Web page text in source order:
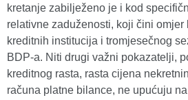
kretanje zabilježeno je i kod
relativne zaduženosti, koji čini omjer
kreditnih institucija i tromjesečnog
BDP-a. Niti drugi važni pokazatelji,
kreditnog rasta, rasta cijena
računa platne bilance, ne upućuju